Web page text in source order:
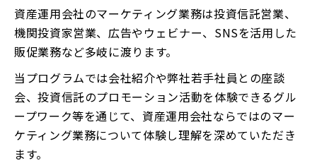
資産運用会社のマーケティング業務は投資信託営業、
機関投資家営業、広告やウェビナー、SNSを活用した
販促業務など多岐に渡ります。
当プログラムでは会社紹介や弊社若手社員との座談
会、投資信託のプロモーション活動を体験できるグル
ープワーク等を通じて、資産運用会社ならではのマー
ケティング業務について体験し理解を深めていただき
ます。